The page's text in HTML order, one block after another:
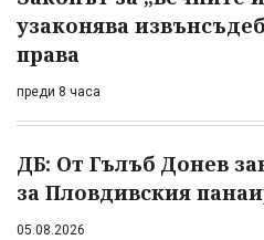
узаконява
права
преди 8 часа
ДБ: От Гълъб Донев
за Пловдивския
05.08.2026